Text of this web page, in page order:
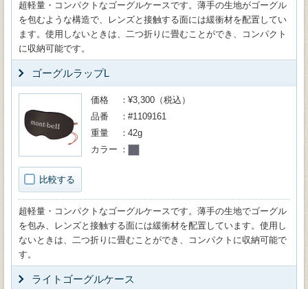
超軽量・コンパクトなゴーグルケースです。薄手の生地がゴーグル
を包むような構造で、レンズと接触する面には緩衝材を配置してい
ます。使用しないときは、二つ折りに畳むことができ、コンパクト
に収納可能です。
ゴーグルラップL
比較する
価格
¥3,300（税込）
品番
#1109161
重量
42g
カラー
超軽量・コンパクトなゴーグルケースです。薄手の生地でゴーグル
を包み、レンズと接触する面には緩衝材を配置しています。使用し
ないときは、二つ折りに畳むことができ、コンパクトに収納可能で
す。
ライトゴーグルケース